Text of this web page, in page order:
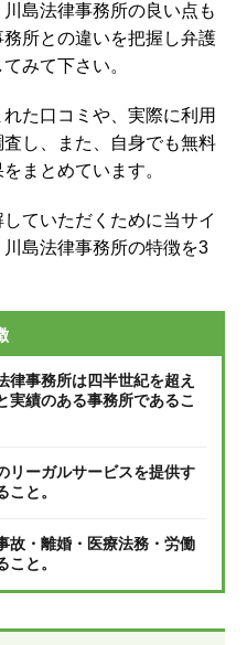
島法律事務所の良い点も
所との違いを把握し弁護
みて下さい。
た口コミや、実際に利用
し、
また、自身でも無料
まとめています。
ていただくために当サイ
島法律事務所の特徴を3
律事務所は四半世紀を超え
実績のある事務所であるこ
リーガルサービスを提供す
と。
故・離婚・医療法務・労働
と。